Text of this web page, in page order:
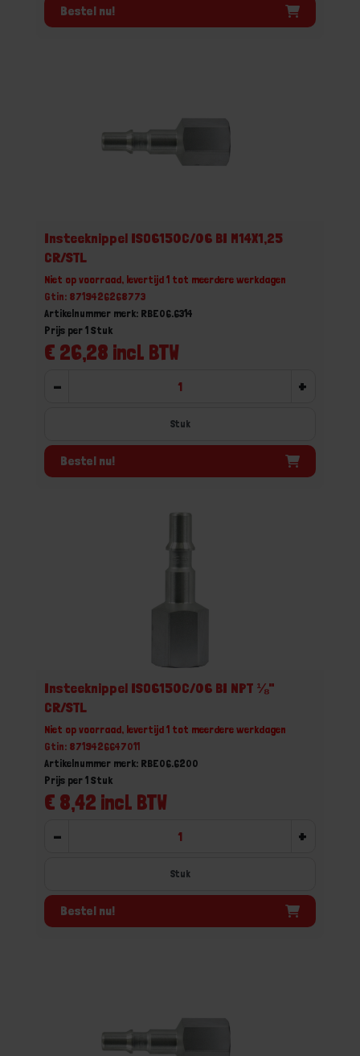
Bestel nu!
Insteeknippel ISO6150C/06 BI M14X1,25
CR/STL
Niet op voorraad, levertijd 1 tot meerdere werkdagen
Gtin: 8719426268773
Artikelnummer merk: RBE06.6314
€ 26,28 incl. BTW
Prijs per 1 Stuk
- +
Stuk
Bestel nu!
Insteeknippel ISO6150C/06 BI NPT ⅛"
CR/STL
Niet op voorraad, levertijd 1 tot meerdere werkdagen
Gtin: 8719426647011
Artikelnummer merk: RBE06.6200
€ 8,42 incl. BTW
Prijs per 1 Stuk
- +
Stuk
Bestel nu!